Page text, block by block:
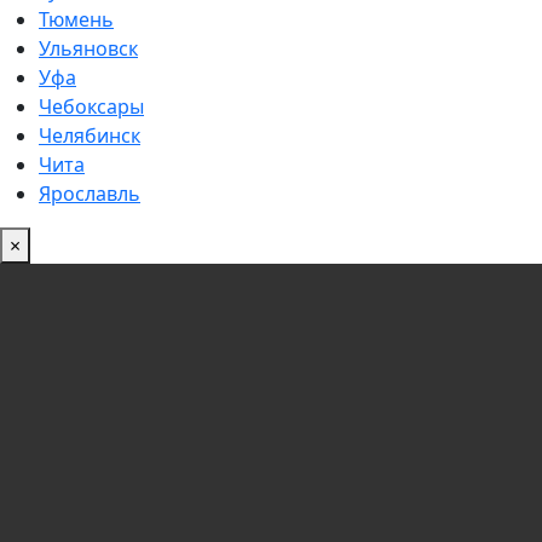
Тюмень
Ульяновск
Уфа
Чебоксары
Челябинск
Чита
Ярославль
×